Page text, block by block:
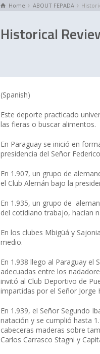
Home ABOUT FEPADA
Historical
(Spanish)
Este deporte practicado
las fieras o buscar alimentos.
En Paraguay se inició en
presidencia del Señor
En 1.907, un grupo de
el Club Alemán bajo la
En 1.935, un grupo de
del cotidiano trabajo, hacían
En los clubes Mbigüá y
medio.
En 1.938 llego al Paraguay
adecuadas entre los
invitó al Club Deportivo de
impartidas por el Señor Jorge
En 1.939, el Señor Segundo
natación y se cumplió hasta
cabeceras maderas sobre
Carlos Carrasco Stagni y